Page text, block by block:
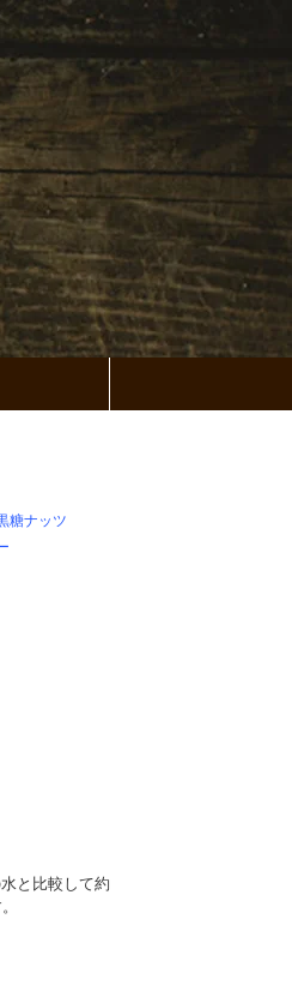
糖ナッツ
と比較して約